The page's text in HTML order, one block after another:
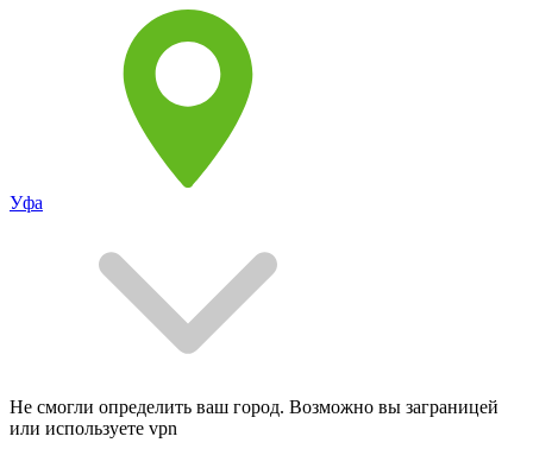
Уфа
Не смогли определить ваш город. Возможно вы заграницей
или используете vpn